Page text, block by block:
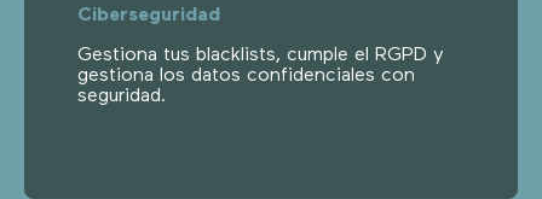
Ciberseguridad
Gestiona tus blacklists, cumple el RGPD y
gestiona los datos confidenciales con
seguridad.